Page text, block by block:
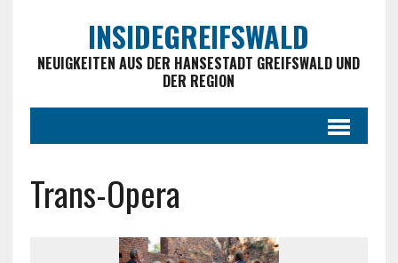
INSIDEGREIFSWALD
NEUIGKEITEN AUS DER HANSESTADT GREIFSWALD UND
DER REGION
Trans-Opera